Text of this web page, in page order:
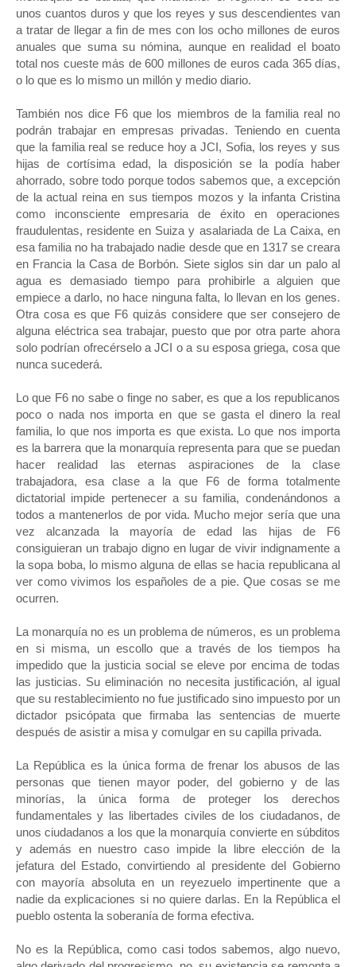
unos cuantos duros y que los reyes y sus descendientes van
a tratar de llegar a fin de mes con los ocho millones de euros
anuales que suma su nómina, aunque en realidad el boato
total nos cueste más de 600 millones de euros cada 365 días,
o lo que es lo mismo un millón y medio diario.
También nos dice F6 que los miembros de la familia real no
podrán trabajar en empresas privadas. Teniendo en cuenta
que la familia real se reduce hoy a JCI, Sofia, los reyes y sus
hijas de cortísima edad, la disposición se la podía haber
ahorrado, sobre todo porque todos sabemos que, a excepción
de la actual reina en sus tiempos mozos y la infanta Cristina
como inconsciente empresaria de éxito en operaciones
fraudulentas, residente en Suiza y asalariada de La Caixa, en
esa familia no ha trabajado nadie desde que en 1317 se creara
en Francia la Casa de Borbón. Siete siglos sin dar un palo al
agua es demasiado tiempo para prohibirle a alguien que
empiece a darlo, no hace ninguna falta, lo llevan en los genes.
Otra cosa es que F6 quizás considere que ser consejero de
alguna eléctrica sea trabajar, puesto que por otra parte ahora
solo podrían ofrecérselo a JCI o a su esposa griega, cosa que
nunca sucederá.
Lo que F6 no sabe o finge no saber, es que a los republicanos
poco o nada nos importa en que se gasta el dinero la real
familia, lo que nos importa es que exista. Lo que nos importa
es la barrera que la monarquía representa para que se puedan
hacer realidad las eternas aspiraciones de la clase
trabajadora, esa clase a la que F6 de forma totalmente
dictatorial impide pertenecer a su familia, condenándonos a
todos a mantenerlos de por vida. Mucho mejor sería que una
vez alcanzada la mayoría de edad las hijas de F6
consiguieran un trabajo digno en lugar de vivir indignamente a
la sopa boba, lo mismo alguna de ellas se hacia republicana al
ver como vivimos los españoles de a pie. Que cosas se me
ocurren.
La monarquía no es un problema de números, es un problema
en si misma, un escollo que a través de los tiempos ha
impedido que la justicia social se eleve por encima de todas
las justicias. Su eliminación no necesita justificación, al igual
que su restablecimiento no fue justificado sino impuesto por un
dictador psicópata que firmaba las sentencias de muerte
después de asistir a misa y comulgar en su capilla privada.
La República es la única forma de frenar los abusos de las
personas que tienen mayor poder, del gobierno y de las
minorías, la única forma de proteger los derechos
fundamentales y las libertades civiles de los ciudadanos, de
unos ciudadanos a los que la monarquía convierte en súbditos
y además en nuestro caso impide la libre elección de la
jefatura del Estado, convirtiendo al presidente del Gobierno
con mayoría absoluta en un reyezuelo impertinente que a
nadie da explicaciones si no quiere darlas. En la República el
pueblo ostenta la soberanía de forma efectiva.
No es la República, como casi todos sabemos, algo nuevo,